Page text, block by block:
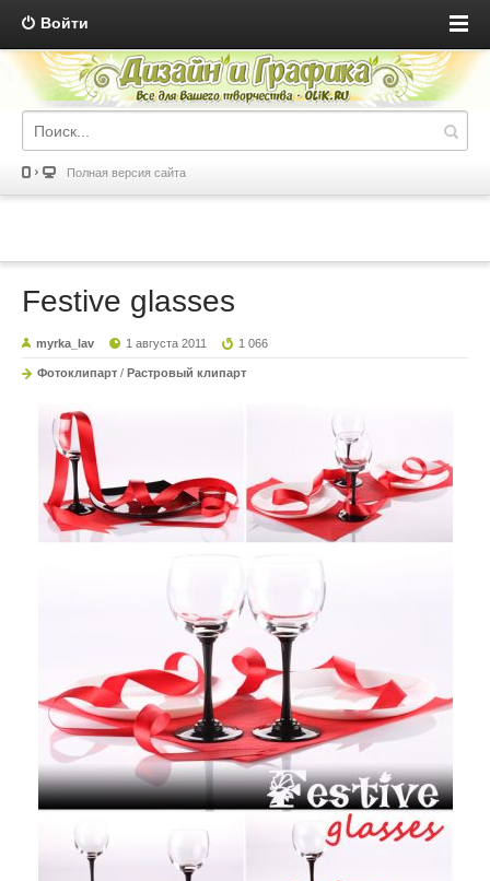
Войти
Полная версия сайта
Festive glasses
myrka_lav 1 августа 2011 1 066
Фотоклипарт / Растровый клипарт